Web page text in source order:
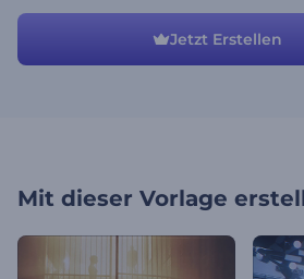
Machen Sie Ihre Projekte neu und attraktiv.
Bilder hoch, ändern Sie den Text, fügen
Sie auf Vorschau. Gleich heute ausprobieren!
Jetzt Erstellen
Mit dieser Vorlage